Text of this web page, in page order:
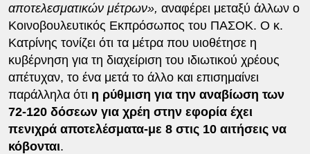
αποτελεσματικών μέτρων», αναφέρει μεταξύ άλλων ο
Κοινοβουλευτικός Εκπρόσωπος του ΠΑΣΟΚ. Ο κ.
Κατρίνης τονίζει ότι τα μέτρα που υιοθέτησε η
κυβέρνηση για τη διαχείριση του ιδιωτικού χρέους
απέτυχαν, το ένα μετά το άλλο και επισημαίνει
παράλληλα ότι η ρύθμιση για την αναβίωση των
72-120 δόσεων για χρέη στην εφορία έχει
πενιχρά αποτελέσματα-με 8 στις 10 αιτήσεις να
κόβονται.